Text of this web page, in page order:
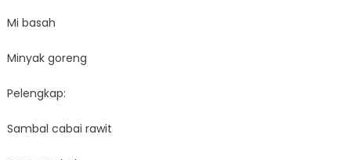
Mi basah
Minyak goreng
Pelengkap:
Sambal cabai rawit